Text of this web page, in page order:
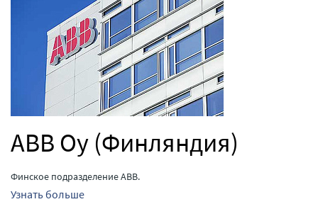
ABB Oy (Финляндия)
Финское подразделение ABB.
Узнать больше